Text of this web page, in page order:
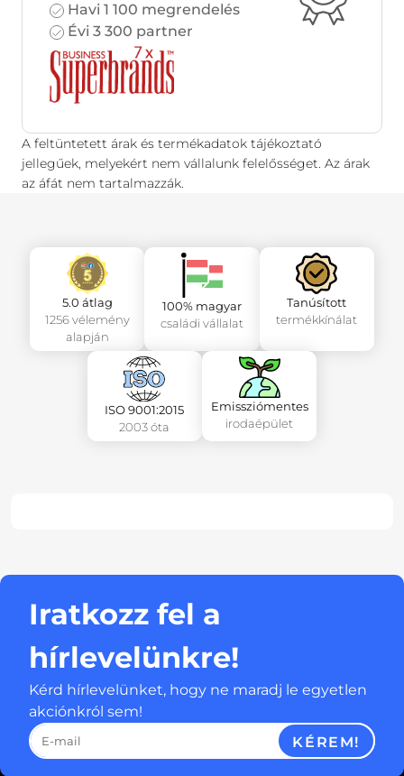
Havi 1 100 megrendelés
Évi 3 300 partner
A feltüntetett árak és termékadatok tájékoztató
jellegűek, melyekért nem vállalunk felelősséget. Az árak
az áfát nem tartalmazzák.
5.0 átlag
1256 vélemény
alapján
100% magyar
családi vállalat
Tanúsított
termékkínálat
ISO 9001:2015
2003 óta
Emissziómentes
irodaépület
Iratkozz fel a
hírlevelünkre!
Kérd hírlevelünket, hogy ne maradj le egyetlen
akciónkról sem!
KÉREM!